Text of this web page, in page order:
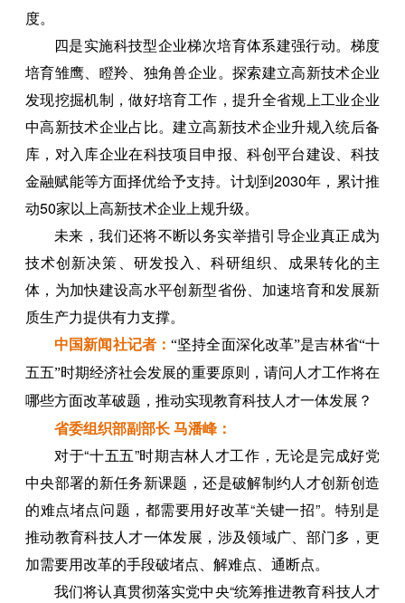
度。
四是实施科技型企业梯次培育体系建强行动。梯度
培育雏鹰、瞪羚、独角兽企业。探索建立高新技术企业
发现挖掘机制，做好培育工作，提升全省规上工业企业
中高新技术企业占比。建立高新技术企业升规入统后备
库，对入库企业在科技项目申报、科创平台建设、科技
金融赋能等方面择优给予支持。计划到2030年，累计推
动50家以上高新技术企业上规升级。
未来，我们还将不断以务实举措引导企业真正成为
技术创新决策、研发投入、科研组织、成果转化的主
体，为加快建设高水平创新型省份、加速培育和发展新
质生产力提供有力支撑。
中国新闻社记者：“坚持全面深化改革”是吉林省“十
五五”时期经济社会发展的重要原则，请问人才工作将在
哪些方面改革破题，推动实现教育科技人才一体发展？
省委组织部副部长 马潘峰：
对于“十五五”时期吉林人才工作，无论是完成好党
中央部署的新任务新课题，还是破解制约人才创新创造
的难点堵点问题，都需要用好改革“关键一招”。特别是
推动教育科技人才一体发展，涉及领域广、部门多，更
加需要用改革的手段破堵点、解难点、通断点。
我们将认真贯彻落实党中央“统筹推进教育科技人才